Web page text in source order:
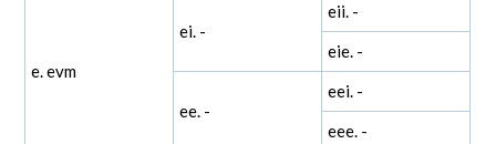
e. evm
ei. -
eii. -
eie. -
ee. -
eei. -
eee. -